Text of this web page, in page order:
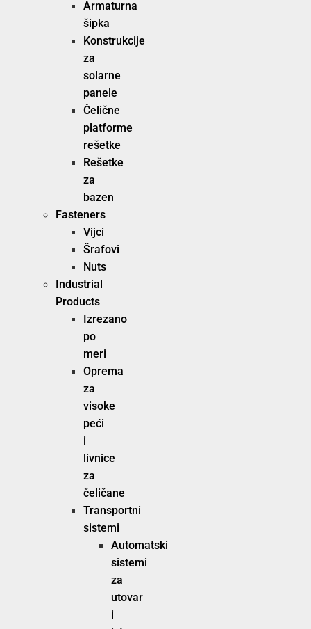
Armaturna
šipka
Konstrukcije
za
solarne
panele
Čelične
platforme
rešetke
Rešetke
za
bazen
Fasteners
Vijci
Šrafovi
Nuts
Industrial
Products
Izrezano
po
meri
Oprema
za
visoke
peći
i
livnice
za
čeličane
Transportni
sistemi
Automatski
sistemi
za
utovar
i